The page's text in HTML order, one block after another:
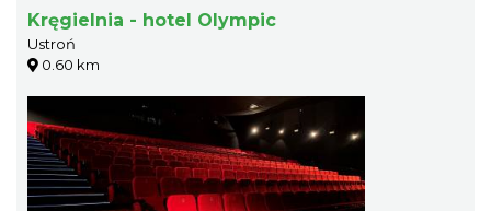
Kręgielnia - hotel Olympic
Ustroń
0.60 km